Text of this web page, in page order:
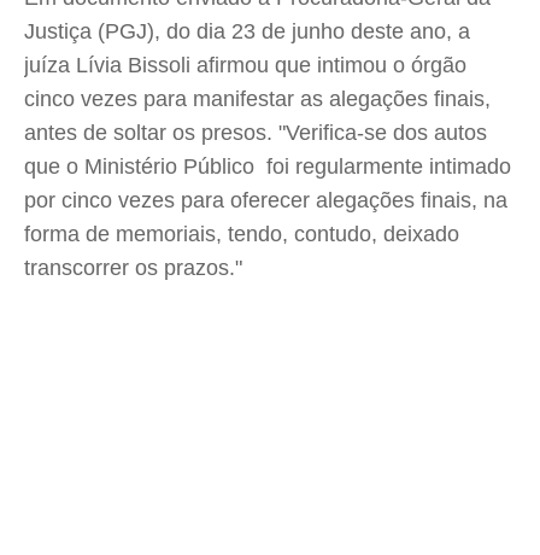
Justiça (PGJ), do dia 23 de junho deste ano, a
juíza Lívia Bissoli afirmou que intimou o órgão
cinco vezes para manifestar as alegações finais,
antes de soltar os presos. "Verifica-se dos autos
que o Ministério Público foi regularmente intimado
por cinco vezes para oferecer alegações finais, na
forma de memoriais, tendo, contudo, deixado
transcorrer os prazos."